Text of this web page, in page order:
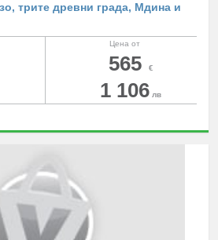
трите древни града, Мдина и
Цена от
565 €
1 106 лв